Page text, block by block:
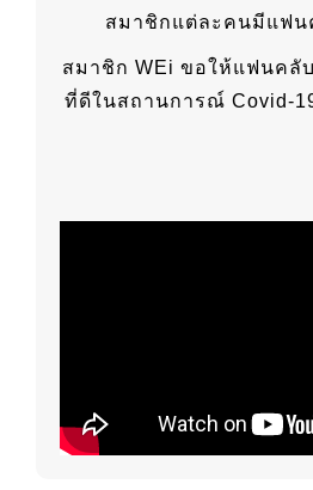
สมาชิกแต่ละคนมีแฟน
สมาชิก WEi ขอให้แฟนคลั
ที่ดีในสถานการณ์ Covid-